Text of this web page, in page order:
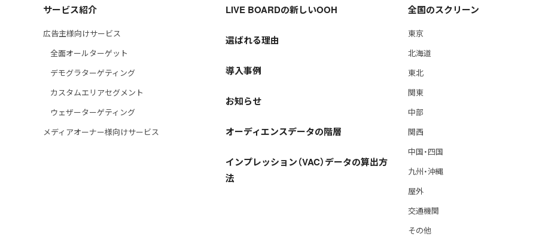
サービス紹介
広告主様向けサービス
全面オールターゲット
デモグラターゲティング
カスタムエリアセグメント
ウェザーターゲティング
メディアオーナー様向けサービス
LIVE BOARDの新しいOOH
選ばれる理由
導入事例
お知らせ
オーディエンスデータの階層
インプレッション（VAC）データの算出方
法
全国のスクリーン
東京
北海道
東北
関東
中部
関西
中国・四国
九州・沖縄
屋外
交通機関
その他